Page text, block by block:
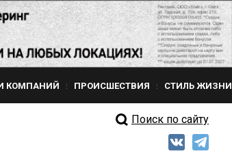
КОМПАНИЙ ПРОИСШЕСТВИЯ СТИЛЬ ЖИЗНИ
Поиск по сайту